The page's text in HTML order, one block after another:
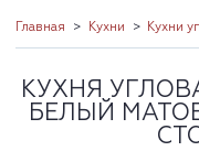
Главная Кухни Кухни
КУХНЯ
БЕЛЫЙ